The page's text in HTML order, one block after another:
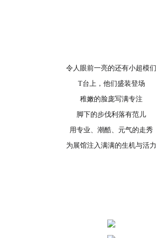
令人眼前一亮的还有小超模们
T台上，他们盛装登场
稚嫩的脸庞写满专注
脚下的步伐利落有范儿
用专业、潮酷、元气的走秀
为展馆注入满满的生机与活力